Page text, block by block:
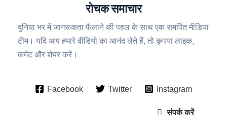
रोचक समाचार
दुनिया भर में जागरूकता फैलाने की पहल के साथ एक समर्पित मीडिया
टीम। यदि आप हमारे वीडियो का आनंद लेते हैं, तो कृपया लाइक,
कमेंट और शेयर करें।
Facebook Twitter Instagram
संपर्क करें